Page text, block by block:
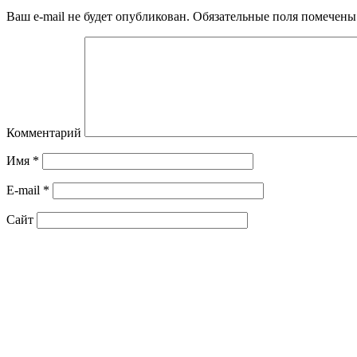
Ваш e-mail не будет опубликован. Обязательные поля
Комментарий
Имя *
E-mail *
Сайт